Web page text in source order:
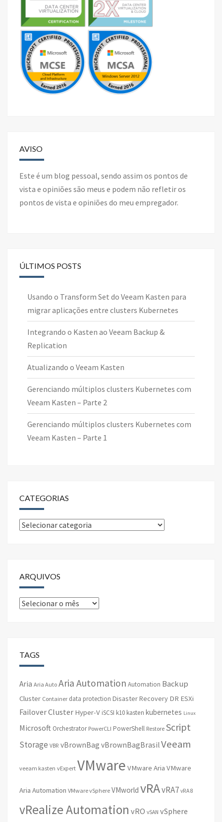
AVISO
Este é um blog pessoal, sendo assim os pontos de
vista e opiniões são meus e podem não refletir os
pontos de vista e opiniões do meu empregador.
ÚLTIMOS POSTS
Usando o Transform Set do Veeam Kasten para
migrar aplicações entre clusters Kubernetes
Integrando o Kasten ao Veeam Backup &
Replication
Atualizando o Veeam Kasten
Gerenciando múltiplos clusters Kubernetes com
Veeam Kasten – Parte 2
Gerenciando múltiplos clusters Kubernetes com
Veeam Kasten – Parte 1
CATEGORIAS
Categorias
ARQUIVOS
Arquivos
TAGS
Aria Aria Auto Aria Automation Automation Backup
Cluster Container data protection Disaster Recovery DR ESXi
Failover Cluster Hyper-V iSCSI k10 kasten kubernetes Linux
Microsoft Orchestrator PowerCLI PowerShell Restore Script
Storage VBR vBrownBag vBrownBagBrasilVeeam
veeam kasten vExpert VMware VMware Aria VMware
Aria Automation VMware vSphere VMworld vRAvRA7 vRA 8
vRealize Automation vRO vSAN vSphere